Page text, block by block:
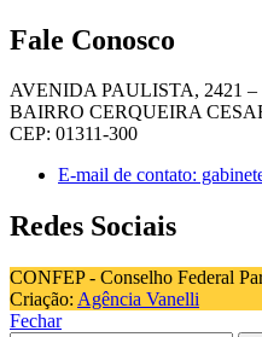
Fale Conosco
AVENIDA PAULISTA, 2421 –
BAIRRO CERQUEIRA
CEP: 01311-300
E-mail de contato:
Redes Sociais
CONFEP - Conselho Federal
Criação: Agência Vanelli
Fechar